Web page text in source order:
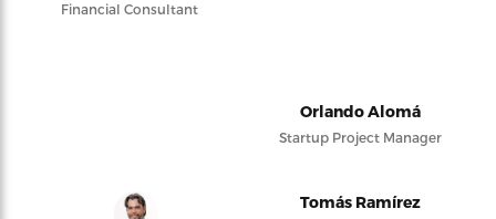
Financial Consultant
Orlando Alomá
Startup Project Manager
Tomás Ramírez